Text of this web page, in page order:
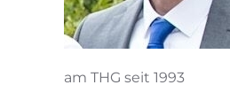
am THG seit 1993